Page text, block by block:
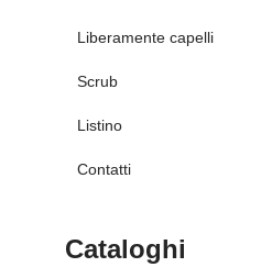
Liberamente capelli
Scrub
Listino
Contatti
Cataloghi